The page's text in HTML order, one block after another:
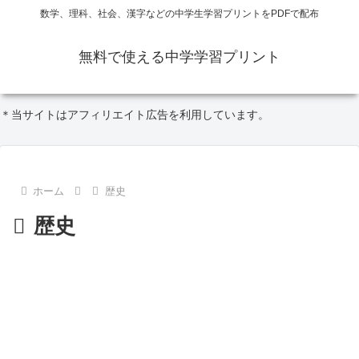
数学、理科、社会、漢字などの中学生学習プリントをPDFで配布
無料で使える中学学習プリント
＊当サイトはアフィリエイト広告を利用しています。
ホーム 歴史
歴史